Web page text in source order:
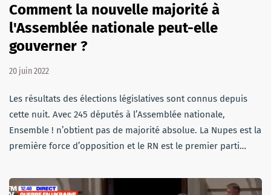
Comment la nouvelle majorité à
l'Assemblée nationale peut-elle
gouverner ?
20 juin 2022
Les résultats des élections législatives sont connus depuis
cette nuit. Avec 245 députés à l’Assemblée nationale,
Ensemble ! n’obtient pas de majorité absolue. La Nupes est la
première force d’opposition et le RN est le premier parti…